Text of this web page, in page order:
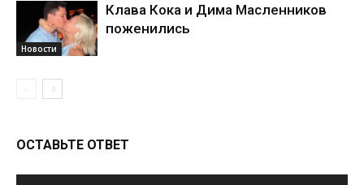
Новости
Клава Кока и Дима Масленников
поженились
ОСТАВЬТЕ ОТВЕТ